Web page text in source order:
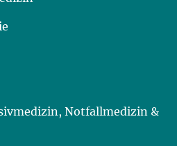
Notfallmedizin &